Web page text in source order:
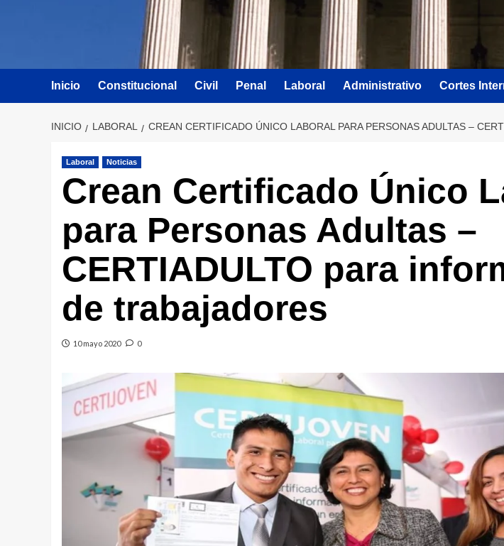
Inicio Constitucional Civil Penal Laboral Administrativo Cortes
INICIO LABORAL CREAN CERTIFICADO ÚNICO LABORAL PARA PERSONAS ADULTAS –
Laboral Noticias
Crean Certificado Único
para Personas Adultas –
CERTIADULTO para
de trabajadores
10 mayo 2020 0